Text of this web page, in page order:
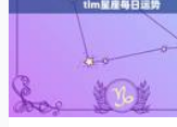
五行属土的字，香
意指美好，袅袅婷